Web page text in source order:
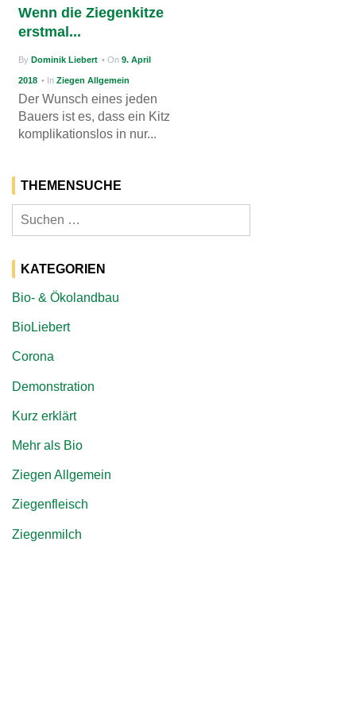
Wenn die Ziegenkitze
erstmal...
ByDominik Liebert • On9. April
2018 • InZiegen Allgemein
Der Wunsch eines jeden
Bauers ist es, dass ein Kitz
komplikationslos in nur...
THEMENSUCHE
Suchen
nach:
KATEGORIEN
Bio- & Ökolandbau
BioLiebert
Corona
Demonstration
Kurz erklärt
Mehr als Bio
Ziegen Allgemein
Ziegenfleisch
Ziegenmilch